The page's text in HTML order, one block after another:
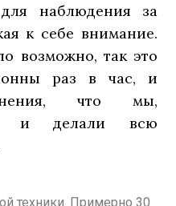
наблюдения за
к себе внимание.
возможно, так это
раз в час, и
что мы,
и делали всю
техники. Примерно 30